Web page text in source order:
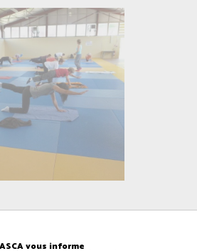
vous informe